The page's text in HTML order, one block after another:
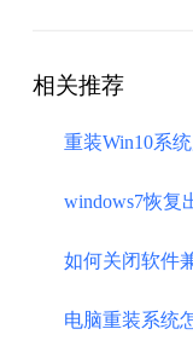
相关推荐
重装Win10系
windows7恢复
如何关闭软件
电脑重装系统